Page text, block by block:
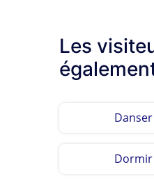
Les
Danser
Dormir